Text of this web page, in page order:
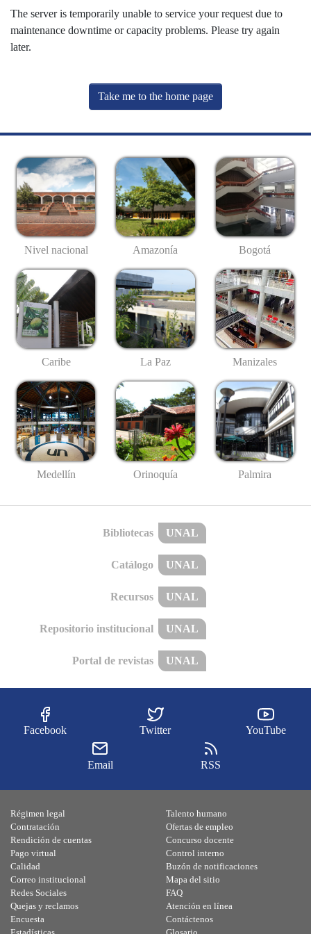
The server is temporarily unable to service your request due to
maintenance downtime or capacity problems. Please try again
later.
Take me to the home page
Nivel nacional Amazonía Bogotá
Caribe La Paz Manizales
Medellín Orinoquía Palmira
Bibliotecas UNAL
Catálogo UNAL
Recursos UNAL
Repositorio institucional UNAL
Portal de revistas UNAL
Facebook Twitter YouTube
Email RSS
Régimen legal
Contratación
Rendición de cuentas
Pago virtual
Calidad
Talento humano
Ofertas de empleo
Concurso docente
Control interno
Buzón de notificaciones
Correo institucional
Redes Sociales
Quejas y reclamos
Encuesta
Mapa del sitio
FAQ
Atención en línea
Contáctenos